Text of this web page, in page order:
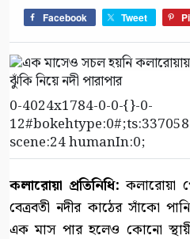
Facebook Tweet
0-4024x1784-0-0-{}-0-
scene:24 humanIn:0;
কলারোয়া প্রতিনিধি: কলারোয়া
বেত্রবতী নদীর কাঠের সাঁকো
এক মাস পার হলেও কোনো